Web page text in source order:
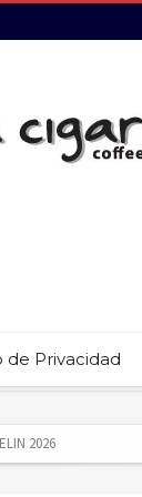
de Privacidad